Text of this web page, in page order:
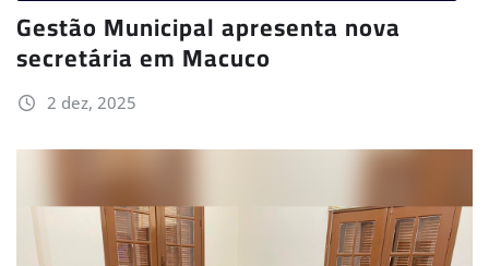
Gestão Municipal apresenta nova
secretária em Macuco
2 dez, 2025